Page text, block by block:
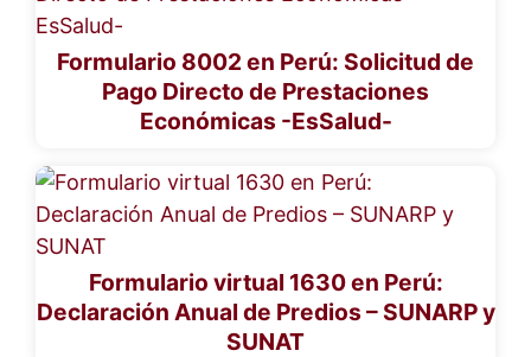
Formulario 8002 en Perú: Solicitud de
Pago Directo de Prestaciones
Económicas -EsSalud-
Formulario virtual 1630 en Perú:
Declaración Anual de Predios – SUNARP y
SUNAT